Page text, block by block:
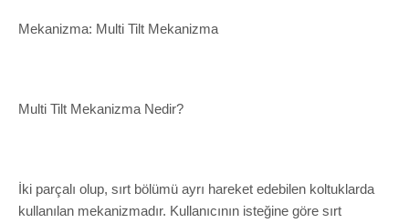
Mekanizma: Multi Tilt Mekanizma
Multi Tilt Mekanizma Nedir?
İki parçalı olup, sırt bölümü ayrı hareket edebilen koltuklarda
kullanılan mekanizmadır. Kullanıcının isteğine göre sırt